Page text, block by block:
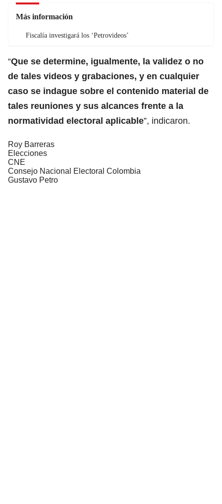
Más información
Fiscalía investigará los ‘Petrovideos’
“Que se determine, igualmente, la validez o no
de tales videos y grabaciones, y en cualquier
caso se indague sobre el contenido material de
tales reuniones y sus alcances frente a la
normatividad electoral aplicable”, indicaron.
Roy Barreras
Elecciones
CNE
Consejo Nacional Electoral Colombia
Gustavo Petro